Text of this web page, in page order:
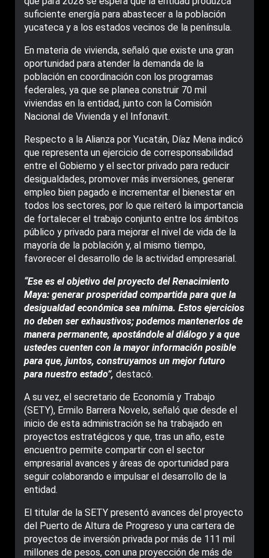
suficiente energía para abastecer a la población
yucateca y a los estados vecinos de la península.
En materia de vivienda, señaló que existe una gran
oportunidad para atender la demanda de la
población en coordinación con los programas
federales, ya que se planea construir 70 mil
viviendas en la entidad, junto con la Comisión
Nacional de Vivienda y el Infonavit.
Respecto a la Alianza por Yucatán, Díaz Mena indicó
que representa un ejercicio de corresponsabilidad
entre el Gobierno y el sector privado para reducir
desigualdades, promover más inversiones, generar
empleo bien pagado e incrementar el bienestar en
todos los sectores, por lo que reiteró la importancia
de fortalecer el trabajo conjunto entre los ámbitos
público y privado para mejorar el nivel de vida de la
mayoría de la población y, al mismo tiempo,
favorecer el desarrollo de la actividad empresarial.
“Ese es el objetivo del proyecto del Renacimiento
Maya: generar prosperidad compartida para que la
desigualdad económica sea mínima. Estos ejercicios
no deben ser exhaustivos; podemos mantenerlos de
manera permanente, apostándole al diálogo y a que
ustedes cuenten con la mayor información posible
para que, juntos, construyamos un mejor futuro
para nuestro estado”, destacó.
A su vez, el secretario de Economía y Trabajo
(SETY), Ermilo Barrera Novelo, señaló que desde el
inicio de esta administración se ha trabajado en
proyectos estratégicos y que, tras un año, este
encuentro permite compartir con el sector
empresarial avances y áreas de oportunidad para
seguir colaborando e impulsar el desarrollo de la
entidad.
El titular de la SETY presentó avances del proyecto
del Puerto de Altura de Progreso y una cartera de
proyectos de inversión privada por más de 111 mil
millones de pesos, con una proyección de más de